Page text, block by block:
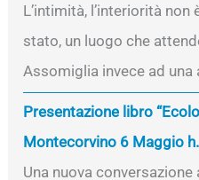
L’intimità, l’interiorità
stato, un luogo che
Assomiglia invece ad una
Presentazione libro
Montecorvino 6 Maggio
Una nuova